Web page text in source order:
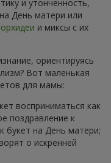
и утонченность,
День матери или
орхидеи и миксы с их
ориентируясь
Вот маленькая
для мамы:
восприниматься как
поздравление к
букет на День матери;
о искренней